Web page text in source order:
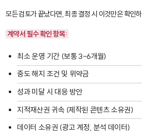
모든 검토가 끝났다면, 최종 결정 시 이것만은 확인
계약서 필수 확인 항목:
최소 운영 기간 (보통 3-6개월)
중도 해지 조건 및 위약금
성과 미달 시 대응 방안
지적재산권 귀속 (제작된 콘텐츠 소유권)
데이터 소유권 (광고 계정, 분석 데이터)